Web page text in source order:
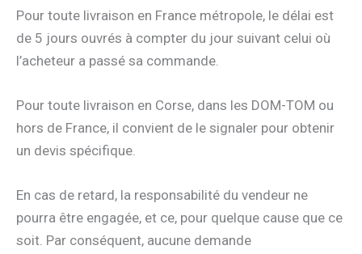
Pour toute livraison en France métropole, le délai est
de 5 jours ouvrés à compter du jour suivant celui où
l’acheteur a passé sa commande.
Pour toute livraison en Corse, dans les DOM-TOM ou
hors de France, il convient de le signaler pour obtenir
un devis spécifique.
En cas de retard, la responsabilité du vendeur ne
pourra être engagée, et ce, pour quelque cause que ce
soit. Par conséquent, aucune demande